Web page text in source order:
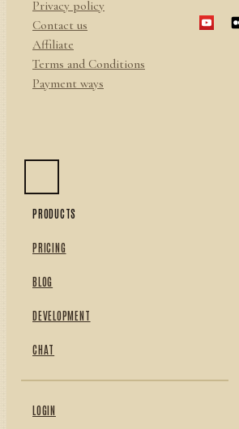
Privacy policy
Contact us
Affiliate
Terms and Conditions
Payment ways
PRODUCTS
PRICING
BLOG
DEVELOPMENT
CHAT
LOGIN